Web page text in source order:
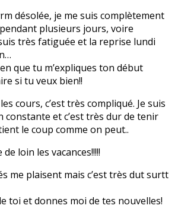
désolée, je me suis complètement
plusieurs jours, voire
très fatiguée et la reprise lundi
que tu m’expliques ton début
si tu veux bien!!
cours, c’est très compliqué. Je suis
constante et c’est très dur de tenir
le coup comme on peut..
loin les vacances!!!!!
me plaisent mais c’est très dut surtt
toi et donnes moi de tes nouvelles!